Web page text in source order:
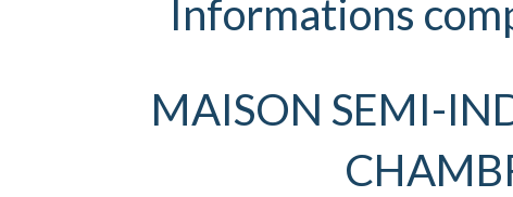
Informations
MAISON SEMI-